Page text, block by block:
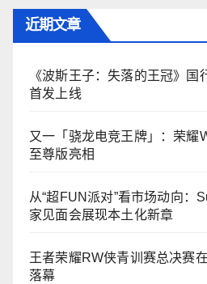
近期文章
《波斯王子：失落的王冠》国
首发上线
又一「骁龙电竞王牌」：荣耀
至尊版亮相
从“超FUN派对”看市场动向：
家见面会展现本土化新章
王者荣耀RW侠青训赛总决赛
落幕